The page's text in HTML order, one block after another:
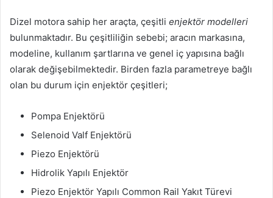
Dizel motora sahip her araçta, çeşitli enjektör modelleri
bulunmaktadır. Bu çeşitliliğin sebebi; aracın markasına,
modeline, kullanım şartlarına ve genel iç yapısına bağlı
olarak değişebilmektedir. Birden fazla parametreye bağlı
olan bu durum için enjektör çeşitleri;
Pompa Enjektörü
Selenoid Valf Enjektörü
Piezo Enjektörü
Hidrolik Yapılı Enjektör
Piezo Enjektör Yapılı Common Rail Yakıt Türevi